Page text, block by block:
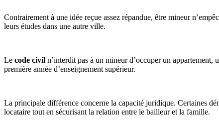
Contrairement à une idée reçue assez répandue, être mineur
leurs études dans une autre ville.
Le code civil n’interdit pas à un mineur d’occuper un appartement,
première année d’enseignement supérieur.
La principale différence concerne la capacité juridique. Certaines
locataire tout en sécurisant la relation entre le bailleur et la famille.